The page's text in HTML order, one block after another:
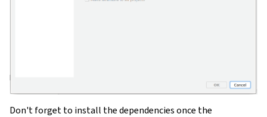
Don't forget to install the dependencies once the